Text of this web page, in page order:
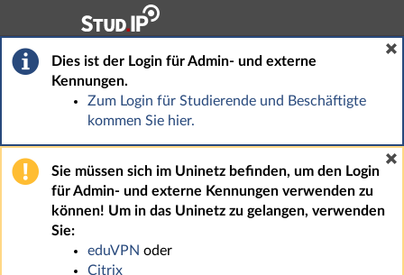
Hauptnavigation
Fußzeile
Dies ist der Login für Admin- und externe
Kennungen.
Zum Login für Studierende und Beschäftigte
kommen Sie hier.
Sie müssen sich im Uninetz befinden, um den Login
für Admin- und externe Kennungen verwenden zu
können! Um in das Uninetz zu gelangen, verwenden
Sie:
eduVPN oder
Citrix